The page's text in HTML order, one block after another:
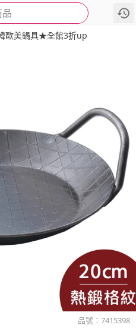
情
歐美鍋具★全館3折up
品號： 7415398